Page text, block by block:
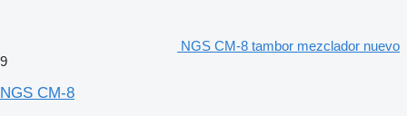
NGS CM-8 tambor mezclador nuevo
9
NGS CM-8